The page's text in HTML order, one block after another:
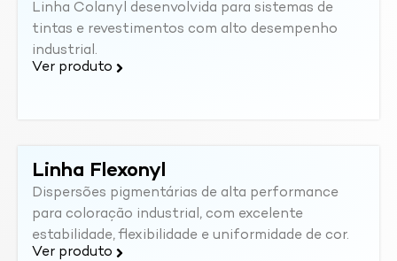
Linha Colanyl desenvolvida para sistemas de
tintas e revestimentos com alto desempenho
industrial.
Ver produto
Linha Flexonyl
Dispersões pigmentárias de alta performance
para coloração industrial, com excelente
estabilidade, flexibilidade e uniformidade de cor.
Ver produto